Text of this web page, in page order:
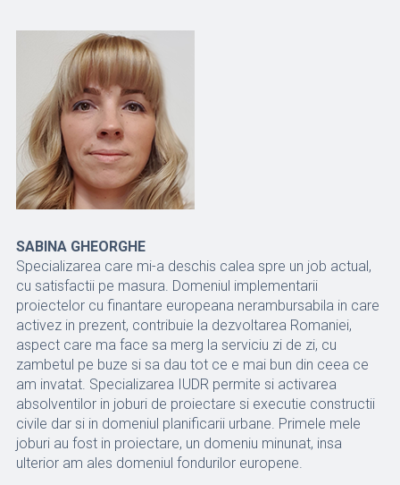
SABINA GHEORGHE
Specializarea care mi-a deschis calea spre un job actual,
cu satisfactii pe masura. Domeniul implementarii
proiectelor cu finantare europeana nerambursabila in care
activez in prezent, contribuie la dezvoltarea Romaniei,
aspect care ma face sa merg la serviciu zi de zi, cu
zambetul pe buze si sa dau tot ce e mai bun din ceea ce
am invatat. Specializarea IUDR permite si activarea
absolventilor in joburi de proiectare si executie constructii
civile dar si in domeniul planificarii urbane. Primele mele
joburi au fost in proiectare, un domeniu minunat, insa
ulterior am ales domeniul fondurilor europene.